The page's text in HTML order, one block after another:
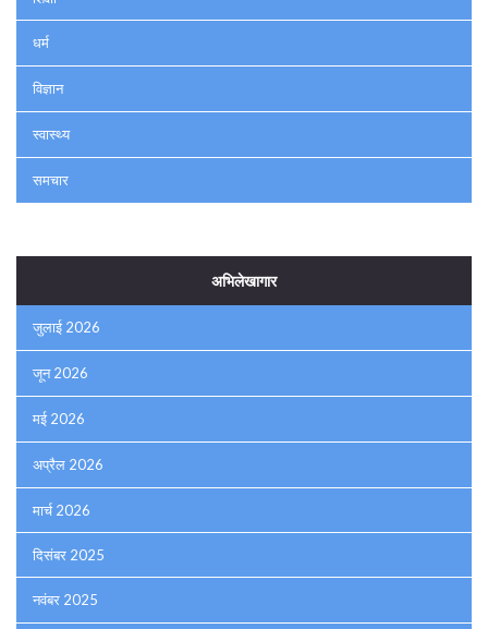
धर्म
विज्ञान
स्वास्थ्य
समचार
अभिलेखागार
जुलाई 2026
जून 2026
मई 2026
अप्रैल 2026
मार्च 2026
दिसंबर 2025
नवंबर 2025